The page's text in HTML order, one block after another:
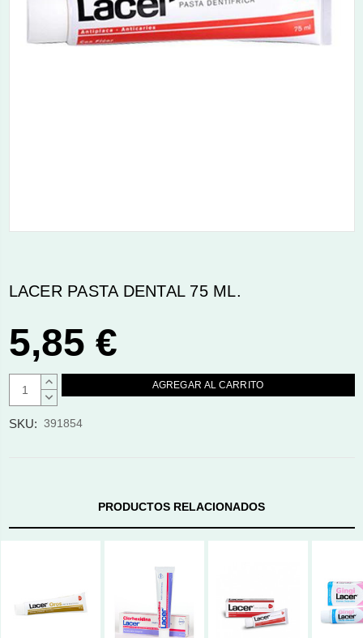
LACER PASTA DENTAL 75 ML.
5,85 €
AUMENTAR
CANTIDAD:
DISMINUIR
SKU: 391854
PRODUCTOS RELACIONADOS